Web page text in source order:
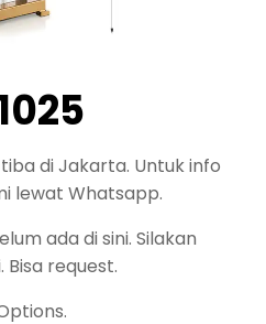
tiba di Jakarta. Untuk info
lewat Whatsapp.
ada di sini. Silakan
Bisa request.